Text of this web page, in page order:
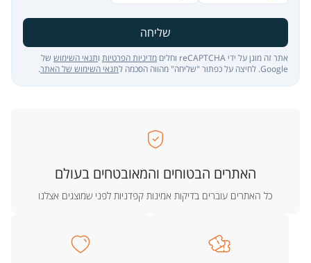
שליחה
אתר זה מוגן על ידי reCAPTCHA וחלים מדיניות הפרטיות ותנאי השימוש של
Google. לחיצה על כפתור "שליחה" מהווה הסכמה ל
תנאי השימוש של האתר.
האתרים הבטוחים והמאובטחים בעולם
כל האתרים עוברים בדיקות אמינות קפדניות לפני שמוצגים אצלנו